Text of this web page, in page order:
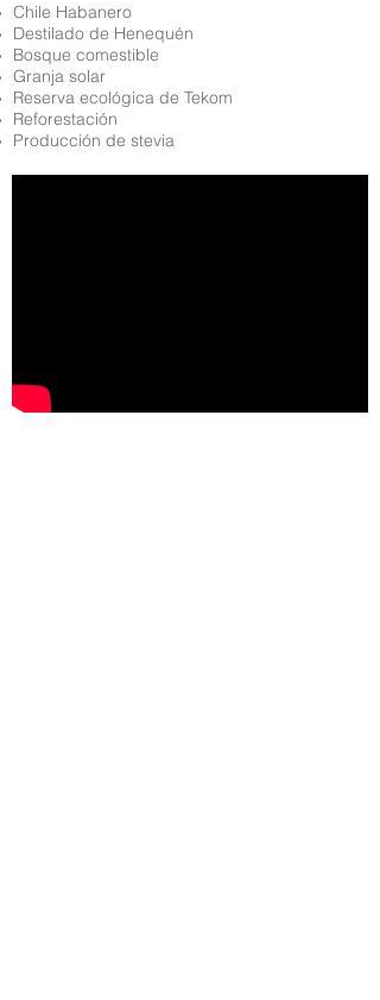
Chile Habanero
Destilado de Henequén
Bosque comestible
Granja solar
Reserva ecológica de Tekom
Reforestación
Producción de stevia